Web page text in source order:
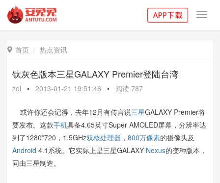
 首页 热点资讯
钛灰色版本三星GALAXY Premier登陆台湾
zol • 2013-01-21 19:51:46 • 阅读 787
或许你还会记得，去年12月有传言说三星GALAXY Premier将
要发布。这款手机具备4.65英寸Super AMOLED屏幕，分辨率达
到了1280*720，1.5GHz双核处理器 ， 800万像素的摄像头及
Android 4.1系统。它实际上是三星GALAXY Nexus的变种版本，
同由三星制造。